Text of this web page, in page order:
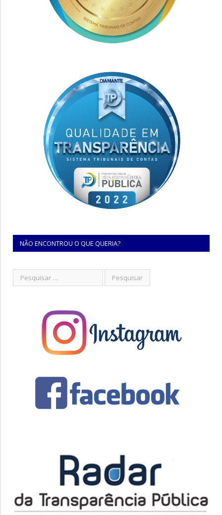
NÃO ENCONTROU O QUE QUERIA?